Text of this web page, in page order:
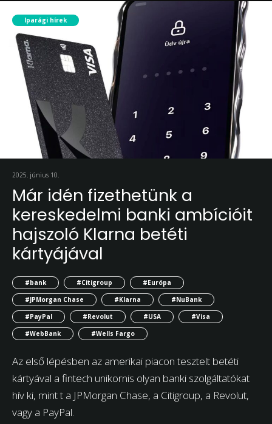
Iparági hírek
2025. június 10.
Már idén fizethetünk a
kereskedelmi banki ambícióit
hajszoló Klarna betéti
kártyájával
#bank #Citigroup
#Európa
#JPMorgan Chase
#Klarna
#NuBank
#PayPal
#Revolut #USA
#Visa
#WebBank
#Wells Fargo
Az első lépésben az amerikai piacon tesztelt betéti
kártyával a fintech unikornis olyan banki szolgáltatókat
hív ki, mint t a JPMorgan Chase, a Citigroup, a Revolut,
vagy a PayPal.